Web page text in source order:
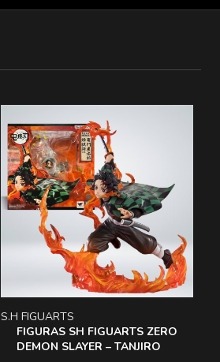
FIGURAS SH FIGUARTS ZERO
DEMON SLAYER – TANJIRO
S.H FIGUARTS